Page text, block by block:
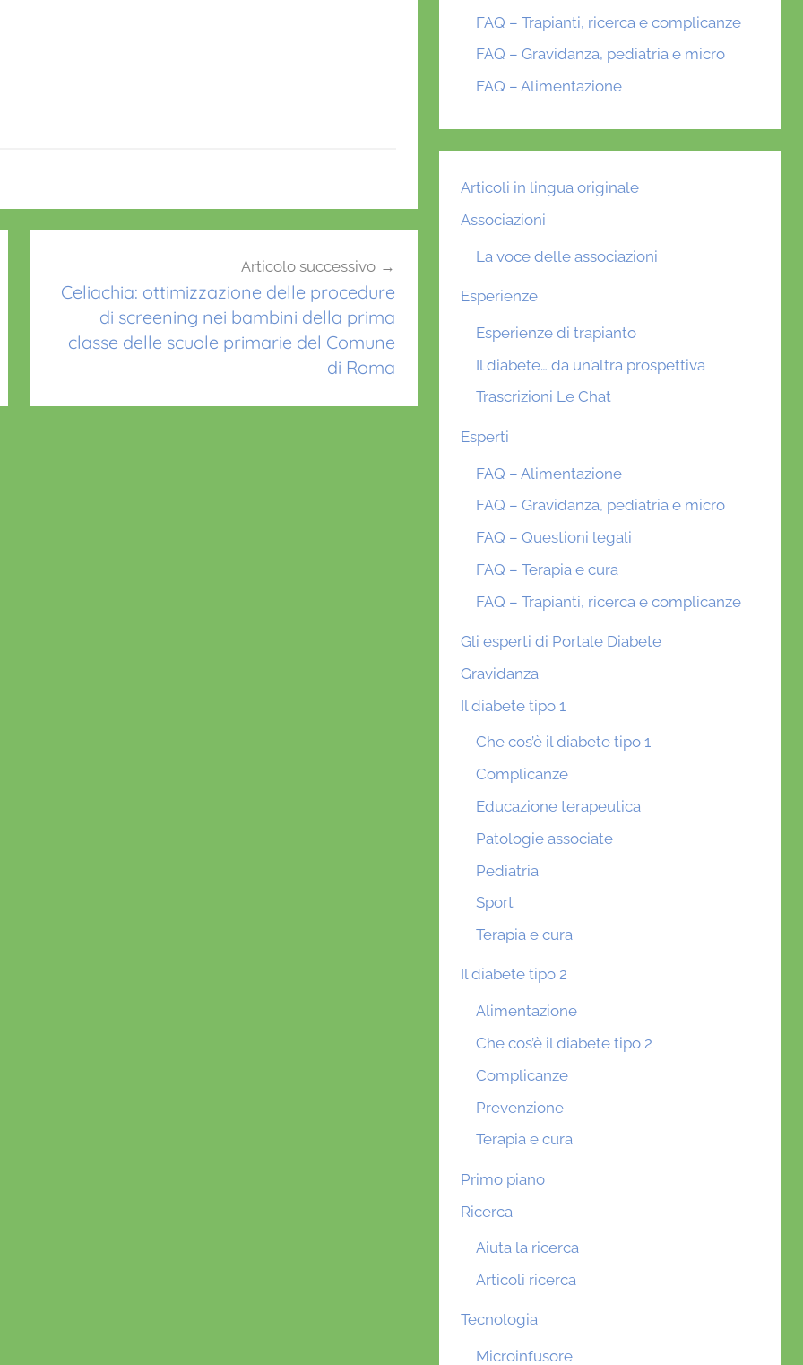
Articolo successivo
Celiachia: ottimizzazione delle procedure
di screening nei bambini della prima
classe delle scuole primarie del Comune
di Roma
FAQ – Trapianti, ricerca e complicanze
FAQ – Gravidanza, pediatria e micro
FAQ – Alimentazione
Articoli in lingua originale
Associazioni
La voce delle associazioni
Esperienze
Esperienze di trapianto
Il diabete… da un’altra prospettiva
Trascrizioni Le Chat
Esperti
FAQ – Alimentazione
FAQ – Gravidanza, pediatria e micro
FAQ – Questioni legali
FAQ – Terapia e cura
FAQ – Trapianti, ricerca e complicanze
Gli esperti di Portale Diabete
Gravidanza
Il diabete tipo 1
Che cos’è il diabete tipo 1
Complicanze
Educazione terapeutica
Patologie associate
Pediatria
Sport
Terapia e cura
Il diabete tipo 2
Alimentazione
Che cos’è il diabete tipo 2
Complicanze
Prevenzione
Terapia e cura
Primo piano
Ricerca
Aiuta la ricerca
Articoli ricerca
Tecnologia
Microinfusore